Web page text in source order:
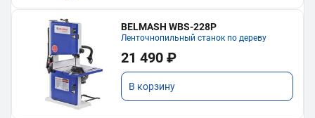
BELMASH WBS-228P
Ленточнопильный станок по дереву
21 490 ₽
В корзину